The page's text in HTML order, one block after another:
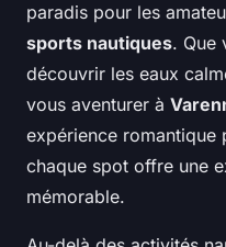
paradis pour les
sports nautiques. Que
découvrir les eaux
vous aventurer à
expérience romantique
chaque spot offre une
mémorable.